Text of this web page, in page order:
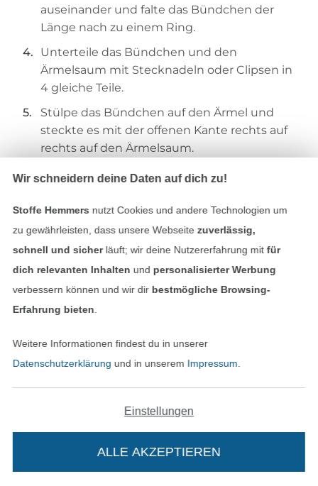
auseinander und falte das Bündchen der
Länge nach zu einem Ring.
Unterteile das Bündchen und den
Ärmelsaum mit Stecknadeln oder Clipsen in
4 gleiche Teile.
Stülpe das Bündchen auf den Ärmel und
steckte es mit der offenen Kante rechts auf
rechts auf den Ärmelsaum.
Nähe das Bündchen mit einem dehnbaren
Wir schneidern deine Daten auf dich zu!
Stoffe Hemmers nutzt Cookies und andere Technologien um
zu gewährleisten, dass unsere Webseite zuverlässig,
schnell und sicherläuft; wir deine Nutzererfahrung mitfür
dich relevanten Inhalten und personalisierter Werbung
verbessern können und wir dir bestmögliche Browsing-
Erfahrung bieten
Weitere Informationen findest du in unserer
Datenschutzerklärung und in unserem Impressum
Einstellungen
ALLE AKZEPTIEREN